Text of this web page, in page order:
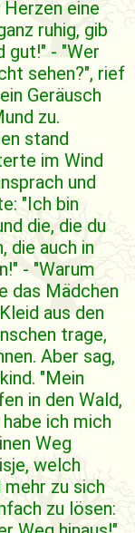
eine
ruhig, gib
gut!" - "Wer
sehen?", rief
Geräusch
zu.
stand
im Wind
und
"Ich bin
die, die du
die auch in
- "Warum
das Mädchen
aus den
trage,
Aber sag,
"Mein
in den Wald,
ich mich
Weg
welch
zu sich
zu lösen: